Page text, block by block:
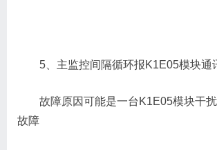
5、主监控间隔循环报K1E05模块通
故障原因可能是一台K1E05模块干
故障